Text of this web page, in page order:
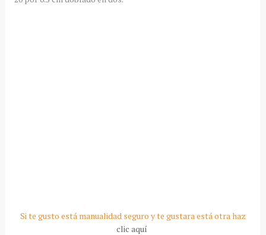
Si te gusto está manualidad seguro y te gustara está otra haz
clic aquí